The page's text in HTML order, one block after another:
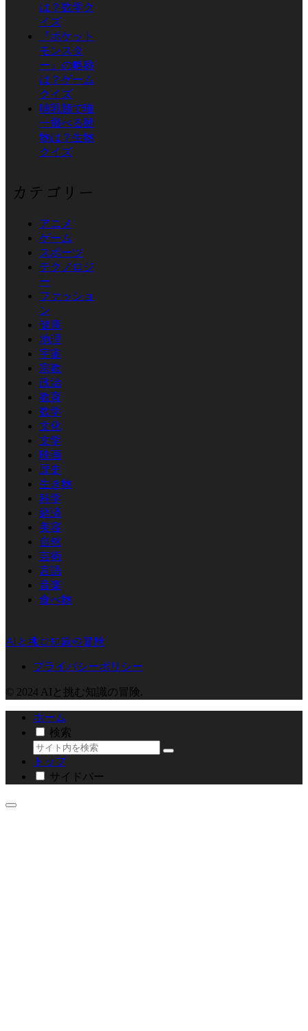
は？数学ク
イズ
『ポケット
モンスタ
ー』の略称
は？ゲーム
クイズ
哺乳類で唯
一飛べる動
物は？生物
クイズ
カテゴリー
アニメ
ゲーム
スポーツ
テクノロジ
ー
ファッショ
ン
健康
地理
宇宙
宗教
政治
教育
数学
文化
文学
映画
歴史
生き物
科学
経済
美容
自然
芸術
言語
音楽
食べ物
AIと挑む知識の冒険
プライバシーポリシー
© 2024 AIと挑む知識の冒険.
ホーム
検索
トップ
サイドバー